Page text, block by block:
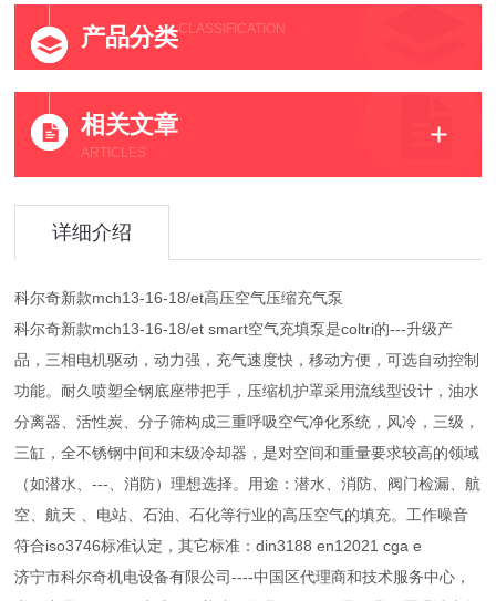
产品分类CLASSIFICATION
相关文章
ARTICLES
详细介绍
科尔奇新款mch13-16-18/et高压空气压缩充气泵
科尔奇新款mch13-16-18/et smart空气充填泵是coltri的---升级产
品，三相电机驱动，动力强，充气速度快，移动方便，可选自动控制
功能。耐久喷塑全钢底座带把手，压缩机护罩采用流线型设计，油水
分离器、活性炭、分子筛构成三重呼吸空气净化系统，风冷，三级，
三缸，全不锈钢中间和末级冷却器，是对空间和重量要求较高的领域
（如潜水、---、消防）理想选择。用途：潜水、消防、阀门检漏、航
空、航天 、电站、石油、石化等行业的高压空气的填充。工作噪音
符合iso3746标准认定，其它标准：din3188 en12021 cga e
济宁市科尔奇机电设备有限公司----中国区代理商和技术服务中心，